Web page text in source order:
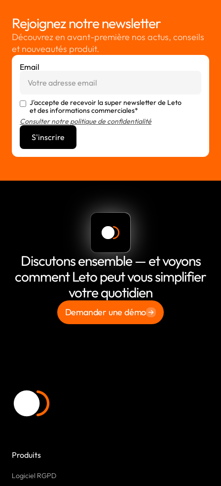
Rejoignez notre newsletter
Découvrez en avant-première nos actus, conseils
et nouveautés produit.
Email
J'accepte de recevoir la super newsletter de Leto
et des informations commerciales*
Consulter notre politique de confidentialité
Discutons ensemble — et voyons
comment Leto peut vous simplifier
votre quotidien
Demander une démo
Produits
Logiciel RGPD